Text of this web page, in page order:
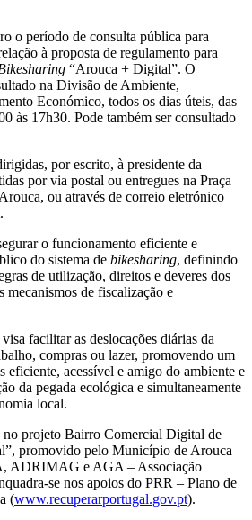
o período de consulta pública para
à proposta de regulamento para
“Arouca + Digital”. O
na Divisão de Ambiente,
Económico, todos os dias úteis, das
às 17h30. Pode também ser consultado
por escrito, à presidente da
por via postal ou entregues na Praça
ou através de correio eletrónico
.
o funcionamento eficiente e
do sistema de bikesharing, definindo
de utilização, direitos e deveres dos
mecanismos de fiscalização e
visa facilitar as deslocações diárias da
compras ou lazer, promovendo um
eficiente, acessível e amigo do ambiente e
da pegada ecológica e simultaneamente
local.
no projeto Bairro Comercial Digital de
promovido pelo Município de Arouca
ADRIMAG e AGA – Associação
se nos apoios do PRR – Plano de
(www.recuperarportugal.gov.pt).